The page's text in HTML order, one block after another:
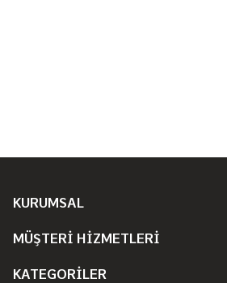
KURUMSAL
MÜŞTERİ HİZMETLERİ
KATEGORİLER